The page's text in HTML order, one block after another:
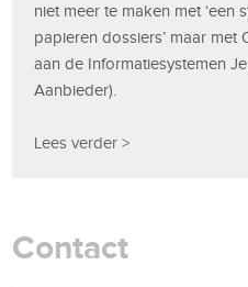
niet meer te maken met ‘een
papieren dossiers’ maar met
aan de Informatiesystemen
Aanbieder).
Lees verder >
Contact